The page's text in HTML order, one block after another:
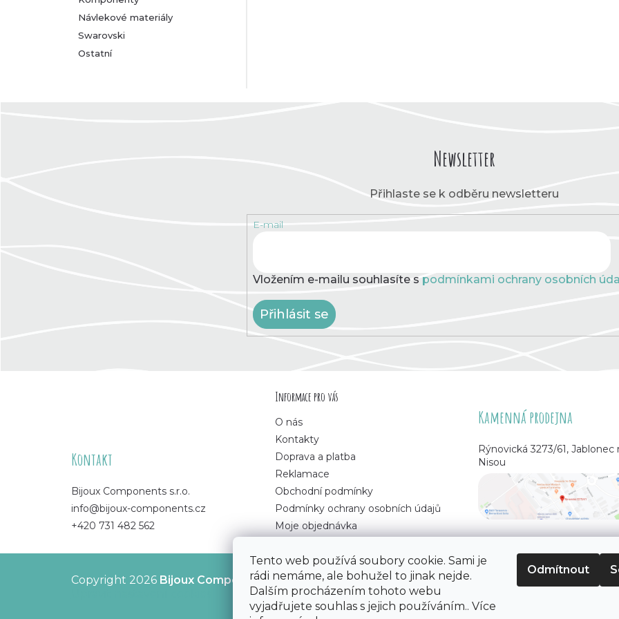
Tento web používá soubory cookie. Sami je
rádi nemáme, ale bohužel to jinak nejde.
Dalším procházením tohoto webu
vyjadřujete souhlas s jejich používáním.. Více
Odmítnout
Návlekové materiály
Swarovski
Ostatní
Newsletter
Přihlaste se k odběru newsletteru
E-mail
Vložením e-mailu souhlasíte s podmínkami ochrany osobních
Přihlásit se
Kontakt
Bijoux Components s.r.o.
info@bijoux-components.cz
+420 731 482 562
Informace pro vás
O nás
Kontakty
Doprava a platba
Reklamace
Obchodní podmínky
Podmínky ochrany osobních údajů
Moje objednávka
Kamenná prodejna
Rýnovická 3273/61, Jablonec
Nisou
Copyright 2026 Bijoux Components - Svět korálků. Všechna práva vyhrazena.